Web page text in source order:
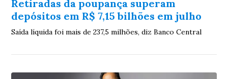
Retiradas da poupança superam
depósitos em R$ 7,15 bilhões em julho
Saída líquida foi mais de 237,5 milhões, diz Banco Central